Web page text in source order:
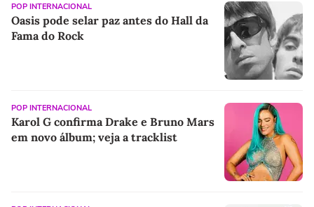
POP INTERNACIONAL
Oasis pode selar paz antes do Hall da
Fama do Rock
POP INTERNACIONAL
Karol G confirma Drake e Bruno Mars
em novo álbum; veja a tracklist